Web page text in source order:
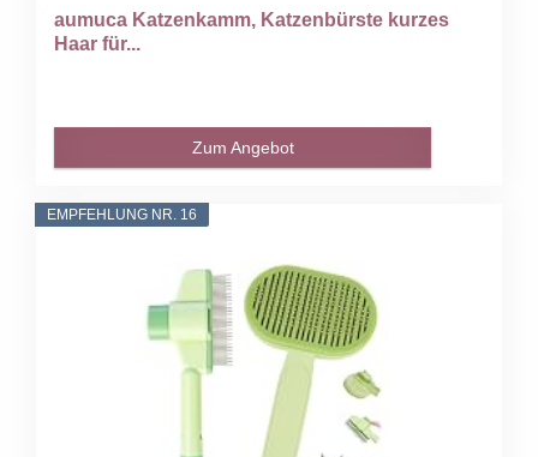
aumuca Katzenkamm, Katzenbürste kurzes
Haar für...
Zum Angebot
EMPFEHLUNG NR. 16